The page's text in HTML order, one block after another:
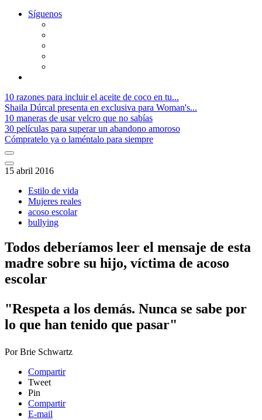
Síguenos
10 razones para incluir el aceite de coco en tu...
Shaila Dúrcal presenta en exclusiva para Woman's...
10 maneras de usar velcro que no sabías
30 películas para superar un abandono amoroso
Cómpratelo ya o laméntalo para siempre
15 abril 2016
Estilo de vida
Mujeres reales
acoso escolar
bullying
Todos deberíamos leer el mensaje de esta
madre sobre su hijo, víctima de acoso
escolar
"Respeta a los demás. Nunca se sabe por
lo que han tenido que pasar"
PorBrie Schwartz
Compartir
Tweet
Pin
Compartir
E-mail